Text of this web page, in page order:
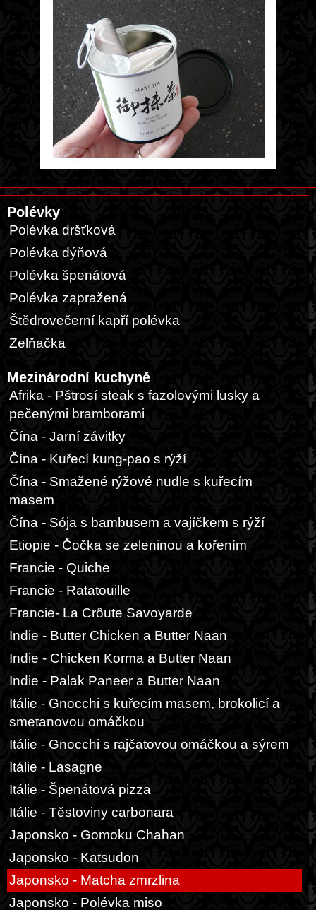
Polévky
Polévka dršťková
Polévka dýňová
Polévka špenátová
Polévka zapražená
Štědrovečerní kapří polévka
Zelňačka
Mezinárodní kuchyně
Afrika - Pštrosí steak s fazolovými lusky a
pečenými bramborami
Čína - Jarní závitky
Čína - Kuřecí kung-pao s rýží
Čína - Smažené rýžové nudle s kuřecím
masem
Čína - Sója s bambusem a vajíčkem s rýží
Etiopie - Čočka se zeleninou a kořením
Francie - Quiche
Francie - Ratatouille
Francie- La Crôute Savoyarde
Indie - Butter Chicken a Butter Naan
Indie - Chicken Korma a Butter Naan
Indie - Palak Paneer a Butter Naan
Itálie - Gnocchi s kuřecím masem, brokolicí a
smetanovou omáčkou
Itálie - Gnocchi s rajčatovou omáčkou a sýrem
Itálie - Lasagne
Itálie - Špenátová pizza
Itálie - Těstoviny carbonara
Japonsko - Gomoku Chahan
Japonsko - Katsudon
Japonsko - Matcha zmrzlina
Japonsko - Polévka miso